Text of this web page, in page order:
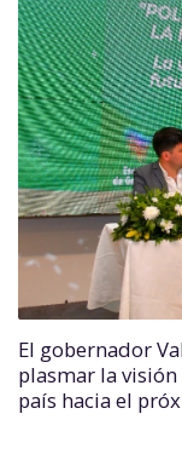
El gobernador
plasmar la
país hacia el